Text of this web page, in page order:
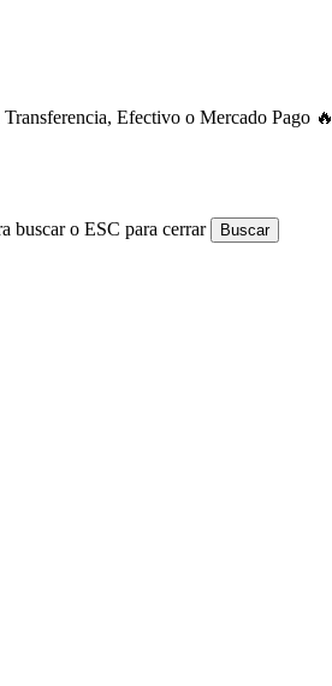
Efectivo o Mercado Pago 🔥
buscar o ESC para cerrar Buscar